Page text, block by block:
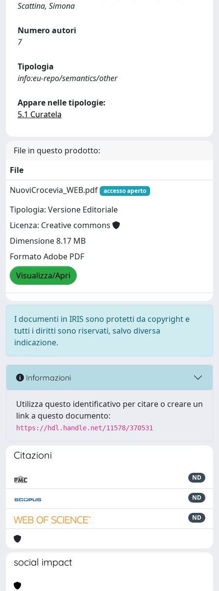
Scattina, Simona
Numero autori
7
Tipologia
info:eu-repo/semantics/other
Appare nelle tipologie:
5.1 Curatela
File in questo prodotto:
File
NuoviCrocevia_WEB.pdf
accesso aperto
Tipologia: Versione Editoriale
Licenza: Creative commons
Dimensione 8.17 MB
Formato Adobe PDF
Visualizza/Apri
I documenti in IRIS sono protetti da copyright e
tutti i diritti sono riservati, salvo diversa
indicazione.
Informazioni
Utilizza questo identificativo per citare o creare un
link a questo documento:
https://hdl.handle.net/11578/370531
Citazioni
ND
ND
ND
social impact